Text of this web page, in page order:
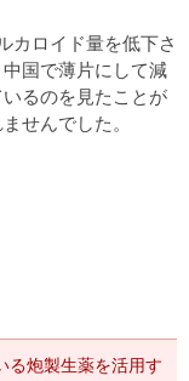
カロイド量を低下さ
国で薄片にして減
るのを見たことが
せんでした。
る炮製生薬を活用す